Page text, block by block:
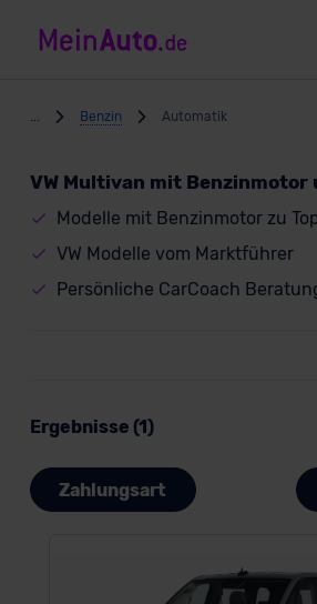
Benzin Automatik
VW Multivan mit
Modelle mit Benzinmotor zu
VW Modelle vom Marktführer
Persönliche CarCoach
Ergebnisse (1)
Zahlungsart